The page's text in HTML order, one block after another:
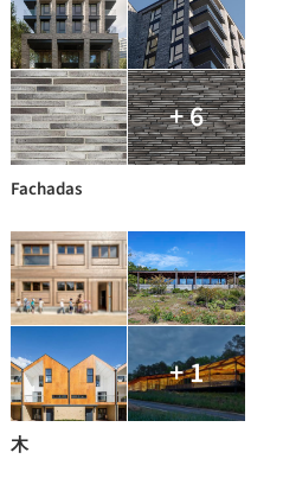
+ 6
Fachadas
+ 1
木